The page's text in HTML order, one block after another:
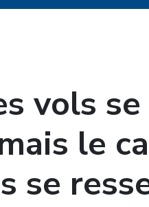
vols se
le
se